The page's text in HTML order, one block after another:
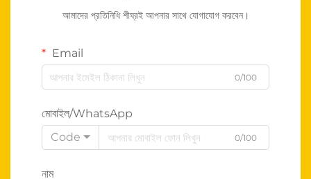
আমাদের প্রতিনিধি শীঘ্রই আপনার সাথে যোগাযোগ করবেন।
Email
0/100
মোবাইল/WhatsApp
Code
0/100
নাম